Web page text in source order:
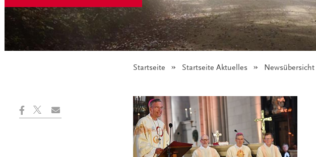
Startseite Startseite Aktuelles Angezeigt:
Newsübersicht